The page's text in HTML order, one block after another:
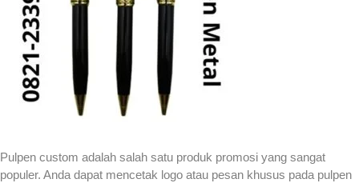
Pulpen custom adalah salah satu produk promosi yang sangat
populer. Anda dapat mencetak logo atau pesan khusus pada pulpen